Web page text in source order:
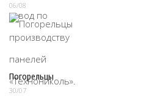
06/08
Погорельцы
30/07